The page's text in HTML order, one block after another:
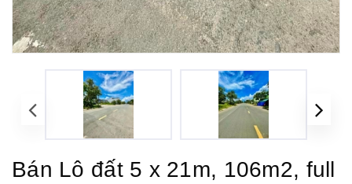
Bán Lô đất 5 x 21m, 106m2, full